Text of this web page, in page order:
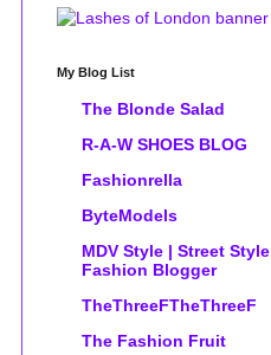
My Blog List
The Blonde Salad
R-A-W SHOES BLOG
Fashionrella
ByteModels
MDV Style | Street Style
Fashion Blogger
TheThreeFTheThreeF
The Fashion Fruit